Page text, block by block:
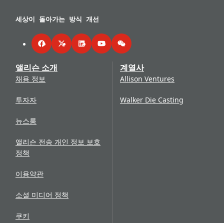
루션에 대한 보증 정보가 포함되어 있습니다. 각 보증
용 가능)이 제공됩니다.
취급 설명서
앨리슨의 취급 설명서 라이브러리에는 모든 현재 제품이 포
함되어 있고 다양한 언어로 제공됩니다. 주제에는 파워 테이
크-오프(PTO) 작동, 변속 선택기, 예후, 진단, 관리 및 유지보
수와 운전 팁까지 포함되어 있습니다. 사용자는 이 온라인
컬렉션에서 인쇄된 각 설명서의 최신 개정판을 확인할 수 있
확인할 수 있습니다.
보증 상태 확인
보증 상태 확인 도구를 통해 사용자는 일련번호를 기준으로
된 결과는 앨리슨에 등록된 일련번호 또는 추가
추가 회보
다음과 같은 추가 발행물을 통해 액세스를 확장하세요.
지침 시트
에는 특정 제품의 수리에 대한 자세한 기술
정보가 포함되어 있으며 검사에 필수적입니다.
서비스 정보 레터
는 기술 구성품의 문제 해결을 위한
Allison ePubs에는 온라인 형식의 앨리슨 기술 설명서 최신
개정판이 수록되어 있습니다. 모든 현재 제품을 포괄하여 사
용자는 다음과 같은 내용에 액세스할 수 있습니다.
작동 원리
서비스 설명서
시간
리슨 담당자에게 문의하세요.
구독 기간 cbgtg 판매 약관에 동의 cbgtg 구매 선택을
구매 절차를 완료한 후 Allison HUB 계정에 로그인하
면 프리미엄 기능을 이용할 수 있습니다.
세상이 돌아가는 방식 개선
FacebookTwitterLinkedInYouTubeWeChat
앨리슨 소개
채용 정보
투자자
뉴스룸
앨리슨 전송 개인 정보 보호
정책
이용약관
소셜 미디어 정책
쿠키
계열사
Allison Ventures
Walker Die Casting